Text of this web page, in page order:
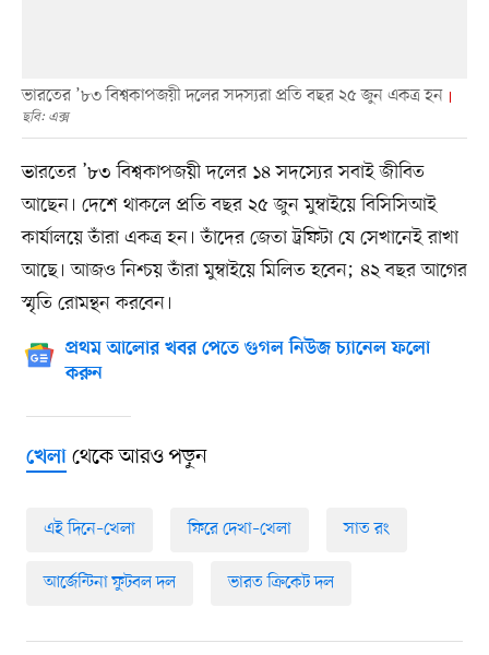
ভারতের ’৮৩ বিশ্বকাপজয়ী দলের সদস্যরা প্রতি বছর ২৫ জুন একত্র হন
ছবি: এক্স
ভারতের ’৮৩ বিশ্বকাপজয়ী দলের ১৪ সদস্যের সবাই জীবিত
আছেন। দেশে থাকলে প্রতি বছর ২৫ জুন মুম্বাইয়ে বিসিসিআই
কার্যালয়ে তাঁরা একত্র হন। তাঁদের জেতা ট্রফিটা যে সেখানেই রাখা
আছে। আজও নিশ্চয় তাঁরা মুম্বাইয়ে মিলিত হবেন; ৪২ বছর আগের
স্মৃতি রোমন্থন করবেন।
প্রথম আলোর খবর পেতে গুগল নিউজ চ্যানেল ফলো
করুন
খেলাথেকে আরও পড়ুন
এই দিনে–খেলা ফিরে দেখা–খেলা সাত রং
আর্জেন্টিনা ফুটবল দল ভারত ক্রিকেট দল